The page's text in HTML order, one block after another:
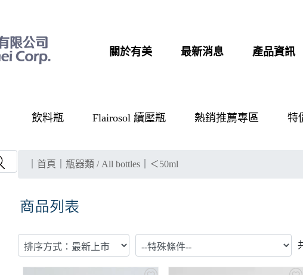
關於有美 最新消息 產品資訊
飲料瓶 Flairosol 續壓瓶 熱銷推薦專區 特
首頁 ｜瓶器類 / All bottles ＜50ml